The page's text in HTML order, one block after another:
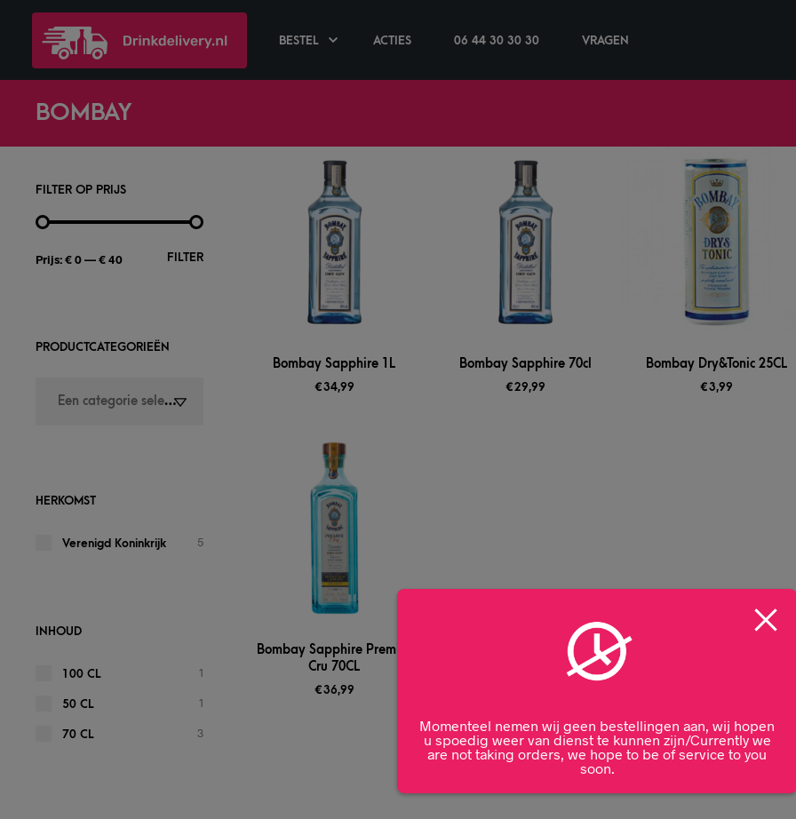
BESTEL ACTIES 06 44 30 30 30 VRAGEN
BOMBAY
Bombay Sapphire 1L
€34,99
Bombay Sapphire 70cl
€29,99
Bombay Dry&Tonic 25CL
€3,99
Bombay Sapphire Premier
Cru 70CL
€36,99
FILTER OP PRIJS
FILTER
Prijs:€ 0—€ 40
PRODUCTCATEGORIEËN
Een categorie selecteren
HERKOMST
Verenigd Koninkrijk 5
INHOUD
100 CL 1
50 CL 1
70 CL 3
Momenteel nemen wij geen bestellingen aan, wij hopen
u spoedig weer van dienst te kunnen zijn/Currently we
are not taking orders, we hope to be of service to you
soon.